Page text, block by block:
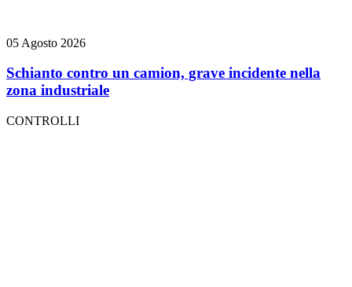
05 Agosto 2026
Schianto contro un camion, grave incidente nella
zona industriale
CONTROLLI